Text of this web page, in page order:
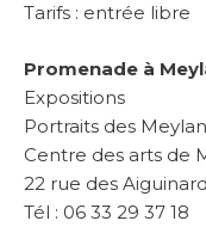
Tarifs : entrée libre
Promenade à
Expositions
Portraits des
Centre des arts de
22 rue des
Tél : 06 33 29 37 18